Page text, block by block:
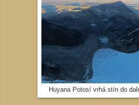
Huyana Potosí vrhá stín do